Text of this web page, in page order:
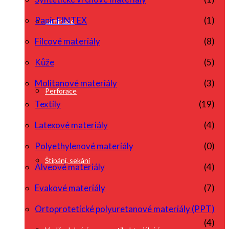
Laminace
Perforace
Štípání, sekání
Papír FINTEX
(1)
Filcové materiály
(8)
Kůže
(5)
Molitanové materiály
(3)
Textily
(19)
Latexové materiály
(4)
Polyethylenové materiály
(0)
Alveové materiály
(4)
Evakové materiály
(7)
Ortoprotetické polyuretanové materiály (PPT)
(4)